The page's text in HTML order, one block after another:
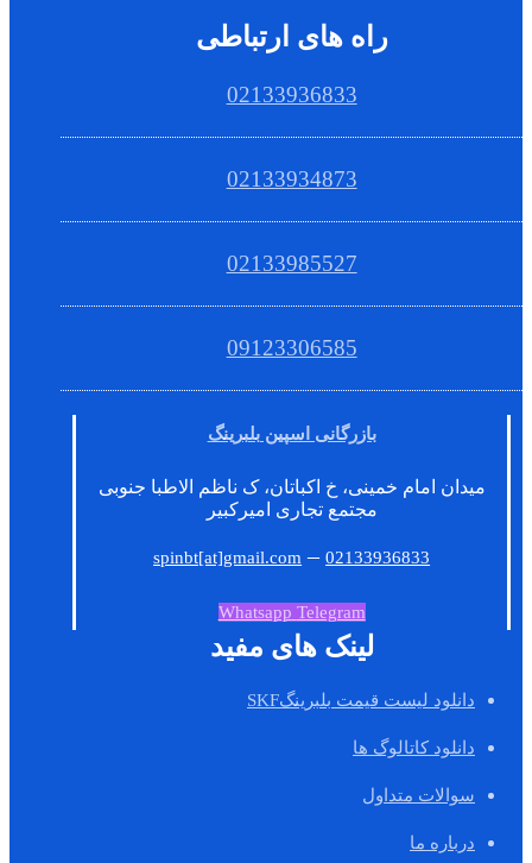
راه های ارتباطی
02133936833
02133934873
02133985527
09123306585
بازرگانی اسپین بلبرینگ
میدان امام خمینی، خ اکباتان، ک ناظم الاطبا جنوبی
مجتمع تجاری امیرکبیر
spinbt[at]gmail.com –02133936833
Whatsapp Telegram
لینک های مفید
دانلود لیست قیمت بلبرینگSKF
دانلود کاتالوگ ها
سوالات متداول
درباره ما